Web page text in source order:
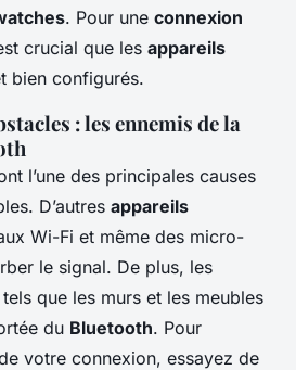
. Pour une connexion
crucial que les appareils
bien configurés.
: les ennemis de la
l’une des principales causes
D’autres appareils
Wi-Fi et même des micro-
le signal. De plus, les
que les murs et les meubles
du Bluetooth. Pour
votre connexion, essayez de